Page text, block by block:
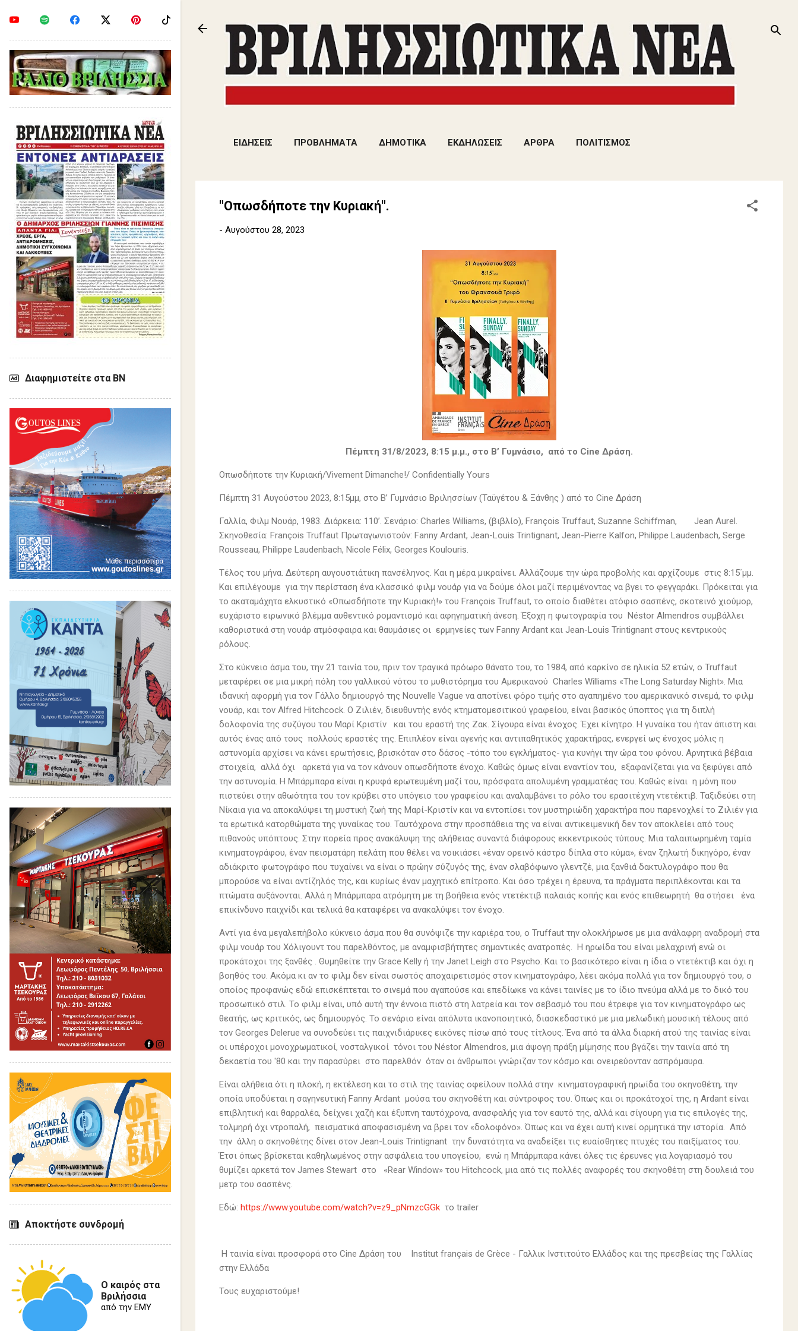
ΕΙΔΗΣΕΙΣ ΠΡΟΒΛΗΜΑΤΑ ΔΗΜΟΤΙΚΑ ΕΚΔΗΛΩΣΕΙΣ ΑΡΘΡΑ ΠΟΛΙΤΙΣΜΟΣ
"Οπωσδήποτε την Κυριακή".
- Αυγούστου 28, 2023
Πέμπτη 31/8/2023, 8:15 μ.μ., στο Β’ Γυμνάσιο, από το Cine Δράση.
Οπωσδήποτε την Κυριακή/Vivement Dimanche!/ Confidentially Yours
Πέμπτη 31 Αυγούστου 2023, 8:15μμ, στο Β’ Γυμνάσιο Βριλησσίων (Ταϋγέτου & Ξάνθης ) από το Cine Δράση
Γαλλία, Φιλμ Νουάρ, 1983. Διάρκεια: 110’. Σενάριο: Charles Williams, (βιβλίο), François Truffaut, Suzanne Schiffman,
Jean Aurel.
Σκηνοθεσία: François Truffaut Πρωταγωνιστούν: Fanny Ardant, Jean-Louis Trintignant, Jean-Pierre Kalfon, Philippe Laudenbach, Serge
Rousseau, Philippe Laudenbach, Nicole Félix, Georges Koulouris.
Τέλος του μήνα. Δεύτερη αυγουστιάτικη πανσέληνος. Και η μέρα μικραίνει. Αλλάζουμε την ώρα προβολής και αρχίζουμε στις 8:15΄μμ.
Και επιλέγουμε για την περίσταση ένα κλασσικό φιλμ νουάρ για να δούμε όλοι μαζί περιμένοντας να βγει το φεγγαράκι. Πρόκειται για
το ακαταμάχητα ελκυστικό «Οπωσδήποτε την Κυριακή!» του François Truffaut, το οποίο διαθέτει ατόφιο σασπένς, σκοτεινό χιούμορ,
ευχάριστο ειρωνικό βλέμμα αυθεντικό ρομαντισμό και αφηγηματική άνεση. Έξοχη η φωτογραφία του Néstor Almendros συμβάλλει
καθοριστικά στη νουάρ ατμόσφαιρα και θαυμάσιες οι ερμηνείες των Fanny Ardant και Jean-Louis Trintignant στους κεντρικούς
ρόλους.
Στο κύκνειο άσμα του, την 21 ταινία του, πριν τον τραγικά πρόωρο θάνατο του, το 1984, από καρκίνο σε ηλικία 52 ετών, ο Truffaut
μεταφέρει σε μια μικρή πόλη του γαλλικού νότου το μυθιστόρημα του Αμερικανού Charles Williams «The Long Saturday Night». Μια
ιδανική αφορμή για τον Γάλλο δημιουργό της Nouvelle Vague να αποτίνει φόρο τιμής στο αγαπημένο του αμερικανικό σινεμά, το φιλμ
νουάρ, και τον Alfred Hitchcock. Ο Ζιλιέν, διευθυντής ενός κτηματομεσιτικού γραφείου, είναι βασικός ύποπτος για τη διπλή
δολοφονία της συζύγου του Μαρί Κριστίν και του εραστή της Ζακ. Σίγουρα είναι ένοχος. Έχει κίνητρο. Η γυναίκα του ήταν άπιστη και
αυτός ένας από τους πολλούς εραστές της. Επιπλέον είναι αγενής και αντιπαθητικός χαρακτήρας, ενεργεί ως ένοχος μόλις η
αστυνομία αρχίσει να κάνει ερωτήσεις, βρισκόταν στο δάσος -τόπο του εγκλήματος- για κυνήγι την ώρα του φόνου. Αρνητικά βέβαια
στοιχεία, αλλά όχι αρκετά για να τον κάνουν οπωσδήποτε ένοχο. Καθώς όμως είναι εναντίον του, εξαφανίζεται για να ξεφύγει από
την αστυνομία. Η Μπάρμπαρα είναι η κρυφά ερωτευμένη μαζί του, πρόσφατα απολυμένη γραμματέας του. Καθώς είναι η μόνη που
πιστεύει στην αθωότητα του τον κρύβει στο υπόγειο του γραφείου και αναλαμβάνει το ρόλο του ερασιτέχνη ντετέκτιβ. Ταξιδεύει στη
Νίκαια για να αποκαλύψει τη μυστική ζωή της Μαρί-Κριστίν και να εντοπίσει τον μυστηριώδη χαρακτήρα που παρενοχλεί το Ζιλιέν για
τα ερωτικά κατορθώματα της γυναίκας του. Ταυτόχρονα στην προσπάθεια της να είναι αντικειμενική δεν τον αποκλείει από τους
πιθανούς υπόπτους. Στην πορεία προς ανακάλυψη της αλήθειας συναντά διάφορους εκκεντρικούς τύπους. Μια ταλαιπωρημένη ταμία
κινηματογράφου, έναν πεισματάρη πελάτη που θέλει να νοικιάσει «έναν ορεινό κάστρο δίπλα στο κύμα», έναν ζηλωτή δικηγόρο, έναν
αδιάκριτο φωτογράφο που τυχαίνει να είναι ο πρώην σύζυγός της, έναν σλαβόφωνο γλεντζέ, μια ξανθιά δακτυλογράφο που θα
μπορούσε να είναι αντίζηλός της, και κυρίως έναν μαχητικό επίτροπο. Και όσο τρέχει η έρευνα, τα πράγματα περιπλέκονται και τα
πτώματα αυξάνονται. Αλλά η Μπάρμπαρα ατρόμητη με τη βοήθεια ενός ντετέκτιβ παλαιάς κοπής και ενός επιθεωρητή θα στήσει ένα
επικίνδυνο παιχνίδι και τελικά θα καταφέρει να ανακαλύψει τον ένοχο.
Αντί για ένα μεγαλεπήβολο κύκνειο άσμα που θα συνόψιζε την καριέρα του, ο Truffaut την ολοκλήρωσε με μια ανάλαφρη αναδρομή στα
φιλμ νουάρ του Χόλιγουντ του παρελθόντος, με αναμφισβήτητες σημαντικές ανατροπές. Η ηρωίδα του είναι μελαχρινή ενώ οι
προκάτοχοι της ξανθές . Θυμηθείτε την Grace Kelly ή την Janet Leigh στο Psycho. Και το βασικότερο είναι η ίδια ο ντετέκτιβ και όχι η
βοηθός του. Ακόμα κι αν το φιλμ δεν είναι σωστός αποχαιρετισμός στον κινηματογράφο, λέει ακόμα πολλά για τον δημιουργό του, ο
οποίος προφανώς εδώ επισκέπτεται το σινεμά που αγαπούσε και επεδίωκε να κάνει ταινίες με το ίδιο πνεύμα αλλά με το δικό του
προσωπικό στιλ. Το φιλμ είναι, υπό αυτή την έννοια πιστό στη λατρεία και τον σεβασμό του που έτρεφε για τον κινηματογράφο ως
θεατής, ως κριτικός, ως δημιουργός. Το σενάριο είναι απόλυτα ικανοποιητικό, διασκεδαστικό με μια μελωδική μουσική τέλους από
τον Georges Delerue να συνοδεύει τις παιχνιδιάρικες εικόνες πίσω από τους τίτλους. Ένα από τα άλλα διαρκή ατού της ταινίας είναι
οι υπέροχοι μονοχρωματικοί, νοσταλγικοί τόνοι του Néstor Almendros, μια άψογη πράξη μίμησης που βγάζει την ταινία από τη
δεκαετία του '80 και την παρασύρει στο παρελθόν όταν οι άνθρωποι γνώριζαν τον κόσμο και ονειρεύονταν ασπρόμαυρα.
Είναι αλήθεια ότι η πλοκή, η εκτέλεση και το στιλ της ταινίας οφείλουν πολλά στην κινηματογραφική ηρωίδα του σκηνοθέτη, την
οποία υποδύεται η σαγηνευτική Fanny Ardant μούσα του σκηνοθέτη και σύντροφος του. Όπως και οι προκάτοχοί της, η Ardant είναι
επιβλητική και θαρραλέα, δείχνει χαζή και έξυπνη ταυτόχρονα, ανασφαλής για τον εαυτό της, αλλά και σίγουρη για τις επιλογές της,
τολμηρή όχι ντροπαλή, πεισματικά αποφασισμένη να βρει τον «δολοφόνο». Όπως και να έχει αυτή κινεί ορμητικά την ιστορία. Από
την άλλη ο σκηνοθέτης δίνει στον Jean-Louis Trintignant την δυνατότητα να αναδείξει τις ευαίσθητες πτυχές του παιξίματος του.
Έτσι όπως βρίσκεται καθηλωμένος στην ασφάλεια του υπογείου, ενώ η Μπάρμπαρα κάνει όλες τις έρευνες για λογαριασμό του
θυμίζει αρκετά τον James Stewart στο «Rear Window» του Hitchcock, μια από τις πολλές αναφορές του σκηνοθέτη στη δουλειά του
μετρ του σασπένς.
Εδώ: https://www.youtube.com/watch?v=z9_pNmzcGGk το trailer
Η ταινία είναι προσφορά στο Cine Δράση του Institut français de Grèce - Γαλλικ Ινστιτούτο Ελλάδος και της πρεσβείας της Γαλλίας
στην Ελλάδα
Τους ευχαριστούμε!
Διαφημιστείτε στα ΒΝ
Αποκτήστε συνδρομή
Ο καιρός στα
Βριλήσσια
από την ΕΜΥ